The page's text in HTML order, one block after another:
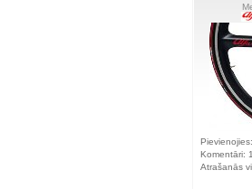
Komentāri:
Atrašanās